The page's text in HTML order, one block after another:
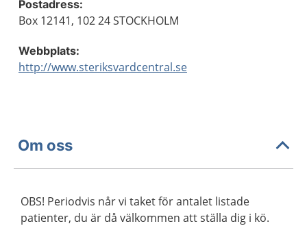
Postadress:
Box 12141, 102 24 STOCKHOLM
Webbplats:
http://www.steriksvardcentral.se
Om oss
OBS! Periodvis når vi taket för antalet listade
patienter, du är då välkommen att ställa dig i kö.